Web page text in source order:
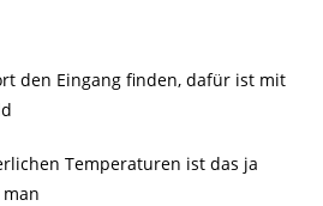
den Eingang finden, dafür ist mit
Temperaturen ist das ja